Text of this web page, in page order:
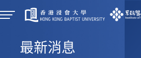
最新消息